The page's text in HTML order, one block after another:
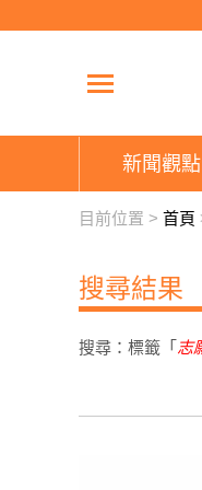
新聞觀點
目前位置 > 首頁
搜尋結果
搜尋：標籤「 志